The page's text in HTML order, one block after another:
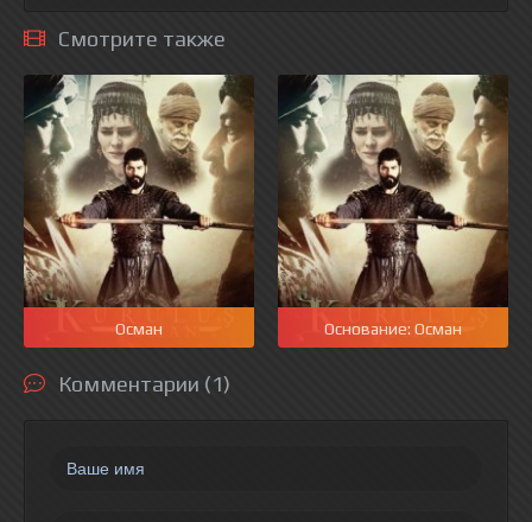
Смотрите также
Осман Основание: Осман
Комментарии (1)